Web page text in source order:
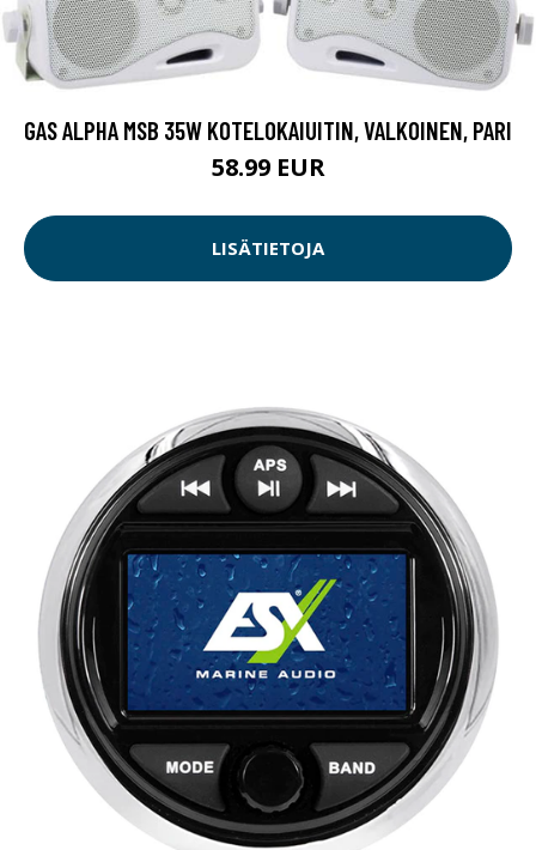
GAS ALPHA MSB 35W KOTELOKAIUITIN, VALKOINEN, PARI
58.99 EUR
LISÄTIETOJA